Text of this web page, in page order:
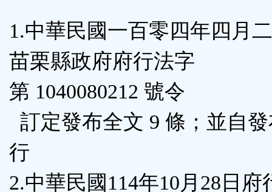
按
鈕
區
1.中華民國一百零四年四月
苗栗縣政府府行法字
第 1040080212 號令
訂定發布全文 9 條；並自
行
2.中華民國114年10月28日府